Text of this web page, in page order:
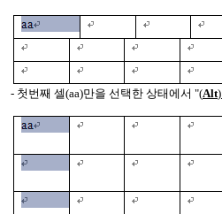
- 첫번째 셀(aa)만을 선택한 상태에서 "(Alt)